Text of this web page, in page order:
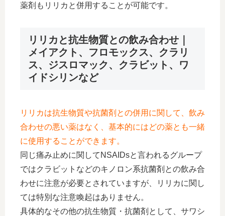
薬剤もリリカと併用することが可能です。
リリカと抗生物質との飲み合わせ｜
メイアクト、フロモックス、クラリ
ス、ジスロマック、クラビット、ワ
イドシリンなど
リリカは抗生物質や抗菌剤との併用に関して、飲み
合わせの悪い薬はなく、基本的にはどの薬とも一緒
に使用することができます。
同じ痛み止めに関してNSAIDsと言われるグループ
ではクラビットなどのキノロン系抗菌剤との飲み合
わせに注意が必要とされていますが、リリカに関し
ては特別な注意喚起はありません。
具体的なその他の抗生物質・抗菌剤として、サワシ